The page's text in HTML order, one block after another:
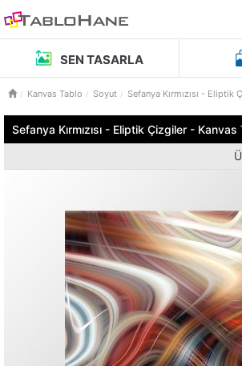
SEN TASARLA
Kanvas Tablo Soyut Sefanya Kırmızısı - Eliptik
Sefanya Kırmızısı - Eliptik Çizgiler -